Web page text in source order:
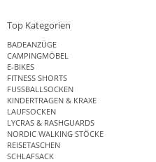
Top Kategorien
BADEANZÜGE
CAMPINGMÖBEL
E-BIKES
FITNESS SHORTS
FUSSBALLSOCKEN
KINDERTRAGEN & KRAXE
LAUFSOCKEN
LYCRAS & RASHGUARDS
NORDIC WALKING STÖCKE
REISETASCHEN
SCHLAFSACK